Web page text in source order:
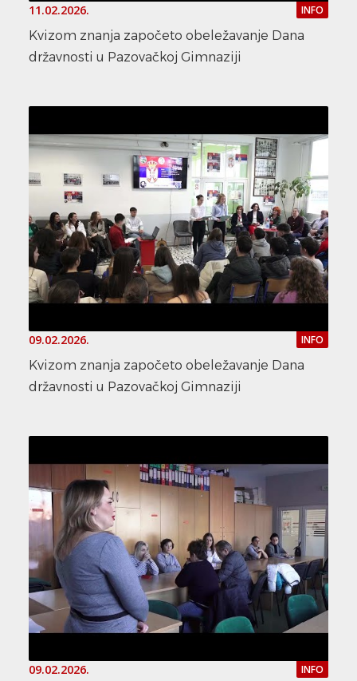
11.02.2026. INFO
Kvizom znanja započeto obeležavanje Dana
državnosti u Pazovačkoj Gimnaziji
09.02.2026. INFO
Kvizom znanja započeto obeležavanje Dana
državnosti u Pazovačkoj Gimnaziji
09.02.2026. INFO